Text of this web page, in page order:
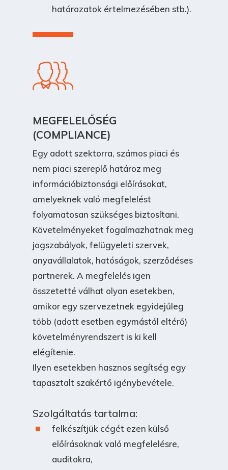
határozatok értelmezésében stb.).
MEGFELELŐSÉG
(COMPLIANCE)
Egy adott szektorra, számos piaci és
nem piaci szereplő határoz meg
információbiztonsági előírásokat,
amelyeknek való megfelelést
folyamatosan szükséges biztosítani.
Követelményeket fogalmazhatnak meg
jogszabályok, felügyeleti szervek,
anyavállalatok, hatóságok, szerződéses
partnerek. A megfelelés igen
összetetté válhat olyan esetekben,
amikor egy szervezetnek egyidejűleg
több (adott esetben egymástól eltérő)
követelményrendszert is ki kell
elégítenie.
Ilyen esetekben hasznos segítség egy
tapasztalt szakértő igénybevétele.
Szolgáltatás tartalma:
felkészítjük cégét ezen külső
előírásoknak való megfelelésre,
auditokra,